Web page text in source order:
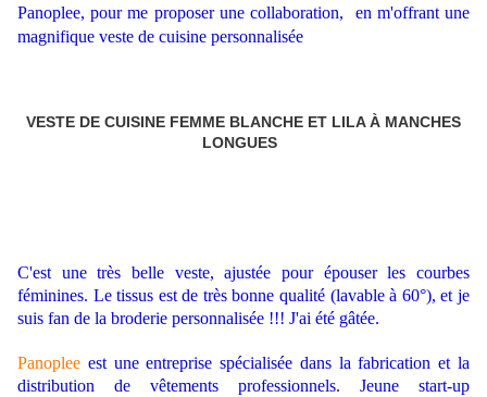
Panoplee, pour me proposer une collaboration, en m'offrant une
magnifique veste de cuisine personnalisée
VESTE DE CUISINE FEMME BLANCHE ET LILA À MANCHES
LONGUES
C'est une très belle veste, ajustée pour épouser les courbes
féminines. Le tissus est de très bonne qualité (lavable à 60°), et je
suis fan de la broderie personnalisée !!! J'ai été gâtée.
Panoplee est une entreprise spécialisée dans la fabrication et la
distribution de vêtements professionnels. Jeune start-up